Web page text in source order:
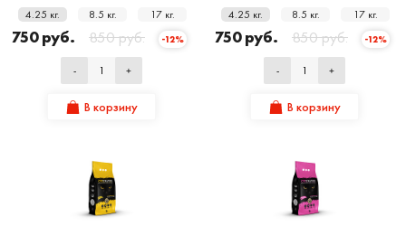
4.25 кг. 8.5 кг. 17 кг.
750 руб. 850 руб. -12%
- +
В корзину
4.25 кг. 8.5 кг. 17 кг.
750 руб. 850 руб. -12%
- +
В корзину